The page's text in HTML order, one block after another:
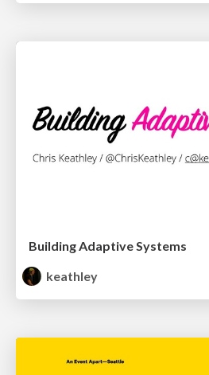
Building Adaptive Systems
keathley